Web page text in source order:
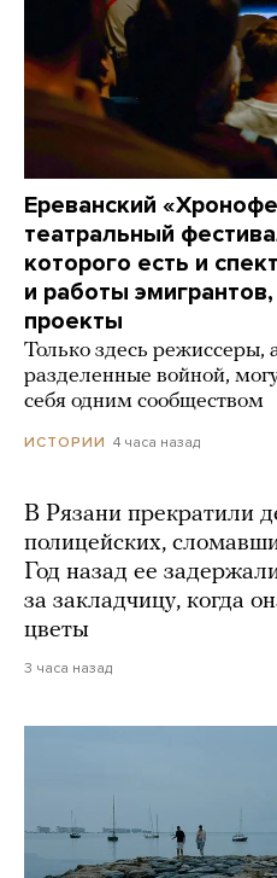
Ереванский
театральный
которого есть и
и работы
проекты
Только здесь режиссеры,
разделенные войной,
себя одним сообществом
ИСТОРИИ 4 часа назад
В Рязани прекратили
полицейских,
Год назад ее
за закладчицу, когда
цветы
3 часа назад